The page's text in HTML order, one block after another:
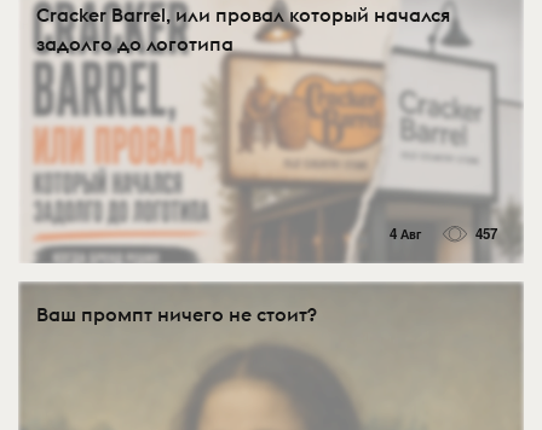
Cracker Barrel, или провал который начался
задолго до логотипа
4 Авг 457
Ваш промпт ничего не стоит?